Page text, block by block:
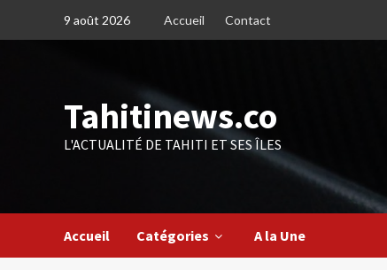
9 août 2026 Accueil Contact
Tahitinews.co
L'ACTUALITÉ DE TAHITI ET SES ÎLES
Accueil Catégories A la Une